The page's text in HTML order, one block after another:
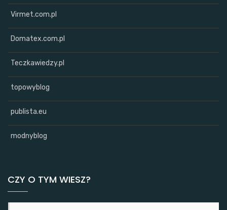
Virmet.com.pl
Domatex.com.pl
Teczkawiedzy.pl
topowyblog
publista.eu
modnyblog
CZY O TYM WIESZ?